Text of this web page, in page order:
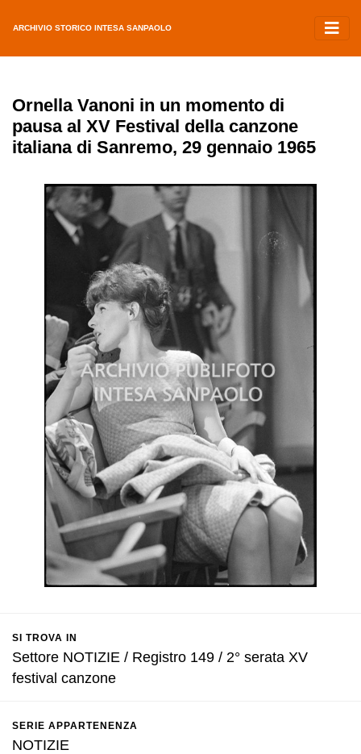
ARCHIVIO STORICO INTESA SANPAOLO
Ornella Vanoni in un momento di
pausa al XV Festival della canzone
italiana di Sanremo, 29 gennaio 1965
SI TROVA IN
Settore NOTIZIE / Registro 149 / 2° serata XV
festival canzone
SERIE APPARTENENZA
NOTIZIE